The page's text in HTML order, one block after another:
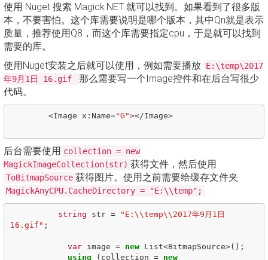
使用 Nuget 搜索 Magick.NET 就可以找到。如果看到了很多版
本，不要害怕。这个库需要说明是哪个版本，其中Qn就是表示
质量，推荐使用Q8，而这个库需要指定cpu，于是就可以找到
需要的库。
使用Nuget安装之后就可以使用，例如需要播放 E:\temp\2017
年9月1日 16.gif
那么需要写一个Image控件和在后台写很少
代码。
<Image x : Name="G"></Image>
后台需要使用 collection = new
MagickImageCollection(str) 获得文件，然后使用
ToBitmapSource 获得图片。使用之前需要给缓存文件夹
MagickAnyCPU.CacheDirectory = "E:\\temp";
string str =
"E:\\temp\\2017年9月1日
16.gif" ;
var image = new List<BitmapSource>();
using
( collection =
new